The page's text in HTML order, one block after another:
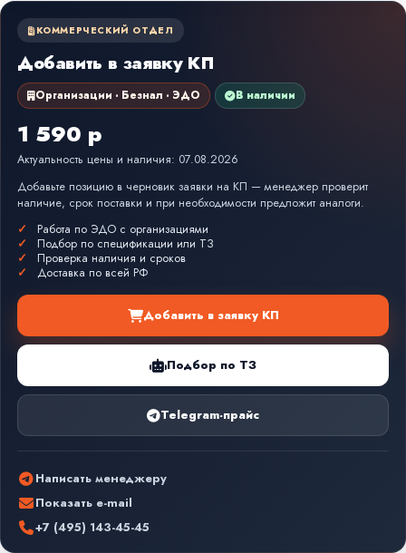
КОММЕРЧЕСКИЙ ОТДЕЛ
Добавить в заявку КП
Организации · Безнал · ЭДО В наличии
1 590 р
Актуальность цены и наличия: 07.08.2026
Добавьте позицию в черновик заявки на КП — менеджер проверит
наличие, срок поставки и при необходимости предложит аналоги.
Работа по ЭДО с организациями
Подбор по спецификации или ТЗ
Проверка наличия и сроков
Доставка по всей РФ
Добавить в заявку КП
Подбор по ТЗ
Telegram-прайс
Написать менеджеру
Показать e-mail
+7 (495) 143-45-45